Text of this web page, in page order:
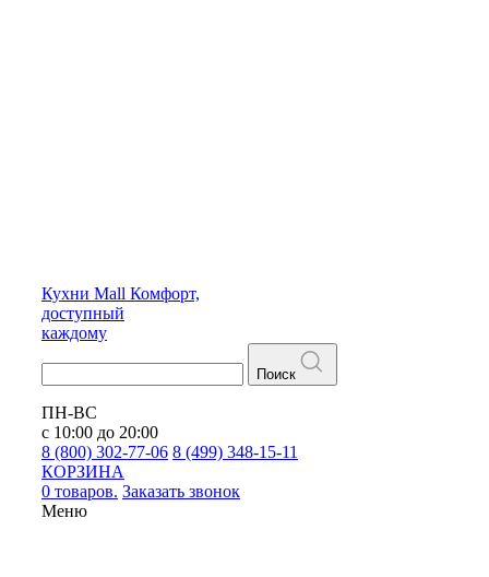
Кухни Mall Комфорт,
доступный
каждому
Поиск
ПН-ВС
с 10:00 до 20:00
8 (800) 302-77-06 8 (499) 348-15-11
КОРЗИНА
0 товаров. Заказать звонок
Меню